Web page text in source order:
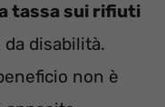
tassa sui rifiuti
disabilità.
non è